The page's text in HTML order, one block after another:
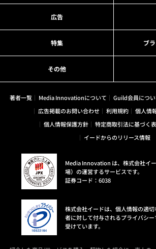
広告
特集 ブ
その他
著者一覧 Media Innovationについて Guild会員につ
広告掲載のお問い合わせ
利用規約
個人情
個人情報保護方針
特定商取引法に基づく
イードからのリリース情報
Media Innovation は、株式会社イ
場）の運営するサービスです。
証券コード：6038
株式会社イードは、個人情報の適
者に対して付与されるプライバシ
受けています。